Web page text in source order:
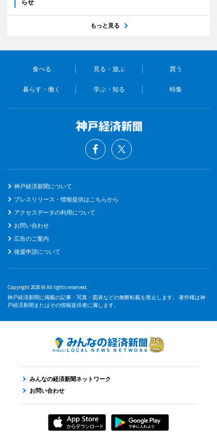
らせ
もっと見る
食べる 見る・遊ぶ 買う
暮らす・働く 学ぶ・知る 特集
神戸経済新聞について
プレスリリース・情報提供はこちらから
アクセスデータの利用について
お問い合わせ
広告のご案内
後援申請について
Copyright 2026 W All rights reserved.
神戸経済新聞に掲載の記事・写真・図表などの無断転載を禁止します。 著作権は神
戸経済新聞またはその情報提供者に属します。
みんなの経済新聞ネットワーク
お問い合わせ